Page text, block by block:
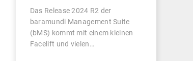
Das Release 2024 R2 der
baramundi Management Suite
(bMS) kommt mit einem kleinen
Facelift und vielen…